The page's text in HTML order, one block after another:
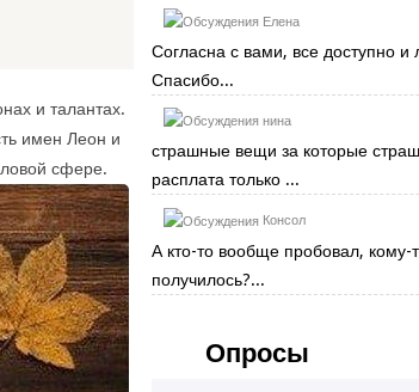
и талантах.
имен Леон и
сфере.
Елена
Согласна с вами, все доступно и
Спасибо...
нина
страшные вещи за которые
расплата только ...
Консол
А кто-то вообще пробовал, кому-
получилось?...
Опросы